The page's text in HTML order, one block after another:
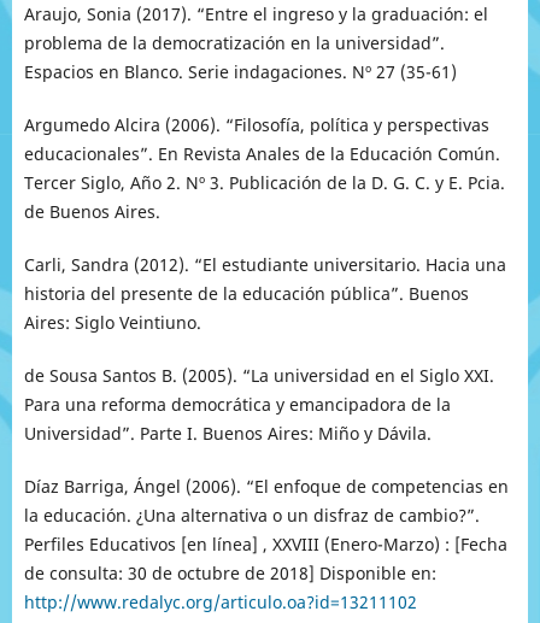
Araujo, Sonia (2017). “Entre el ingreso y la graduación: el
problema de la democratización en la universidad”.
Espacios en Blanco. Serie indagaciones. Nº 27 (35-61)
Argumedo Alcira (2006). “Filosofía, política y perspectivas
educacionales”. En Revista Anales de la Educación Común.
Tercer Siglo, Año 2. Nº 3. Publicación de la D. G. C. y E. Pcia.
de Buenos Aires.
Carli, Sandra (2012). “El estudiante universitario. Hacia una
historia del presente de la educación pública”. Buenos
Aires: Siglo Veintiuno.
de Sousa Santos B. (2005). “La universidad en el Siglo XXI.
Para una reforma democrática y emancipadora de la
Universidad”. Parte I. Buenos Aires: Miño y Dávila.
Díaz Barriga, Ángel (2006). “El enfoque de competencias en
la educación. ¿Una alternativa o un disfraz de cambio?”.
Perfiles Educativos [en línea] , XXVIII (Enero-Marzo) : [Fecha
de consulta: 30 de octubre de 2018] Disponible en:
http://www.redalyc.org/articulo.oa?id=13211102